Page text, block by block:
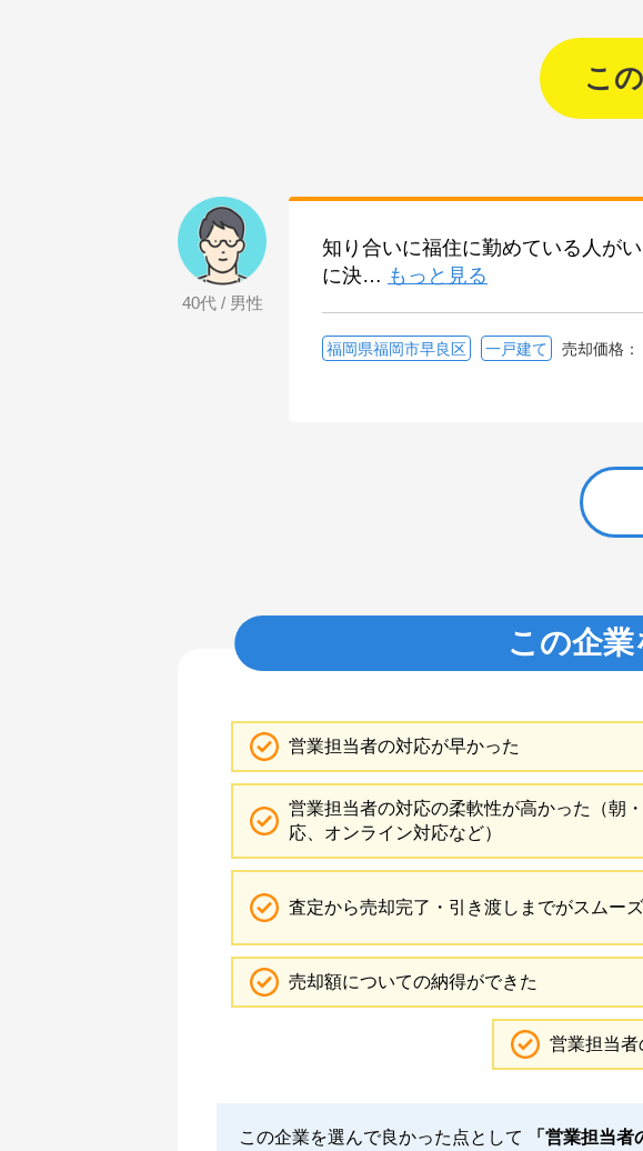
こ
40代 / 男性
知り合いに福住に勤めている人が
に決… もっと見る
福岡県福岡市早良区 一戸建て 売却価格：
この企
営業担当者の対応が早かった
営業担当者の対応の柔軟性が高かった（朝
応、オンライン対応など）
査定から売却完了・引き渡しまでがスムー
売却額についての納得ができた
営業担当者
この企業を選んで良かった点として
「営業担当